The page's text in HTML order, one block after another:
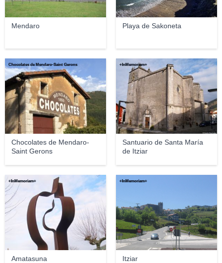
Mendaro Playa de Sakoneta
Chocolates de Mendaro-
Saint Gerons
Chocolates de Mendaro-Saint Gerons
Santuario de Santa María
de Itziar
+InMemoriam+
Amatasuna
+InMemoriam+
Itziar
+InMemoriam+